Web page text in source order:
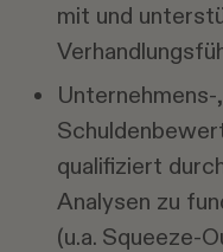
mit und
qualifiziert
Analysen zu
(u.a. Squeeze-